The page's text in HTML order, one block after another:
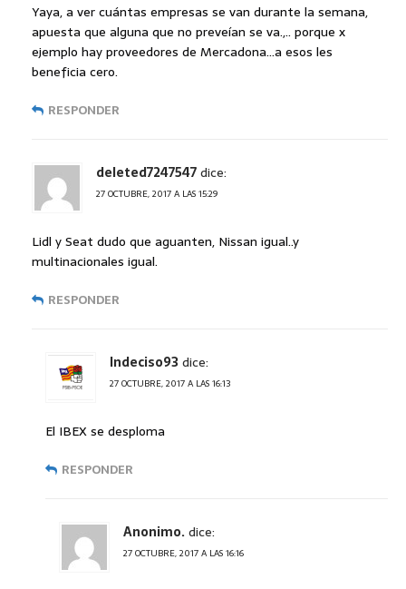
Yaya, a ver cuántas empresas se van durante la semana,
apuesta que alguna que no preveían se va.,.. porque x
ejemplo hay proveedores de Mercadona…a esos les
beneficia cero.
RESPONDER
deleted7247547dice:
27 OCTUBRE, 2017 A LAS 15:29
Lidl y Seat dudo que aguanten, Nissan igual..y
multinacionales igual.
RESPONDER
Indeciso93 dice:
27 OCTUBRE, 2017 A LAS 16:13
El IBEX se desploma
RESPONDER
Anonimo.dice:
27 OCTUBRE, 2017 A LAS 16:16